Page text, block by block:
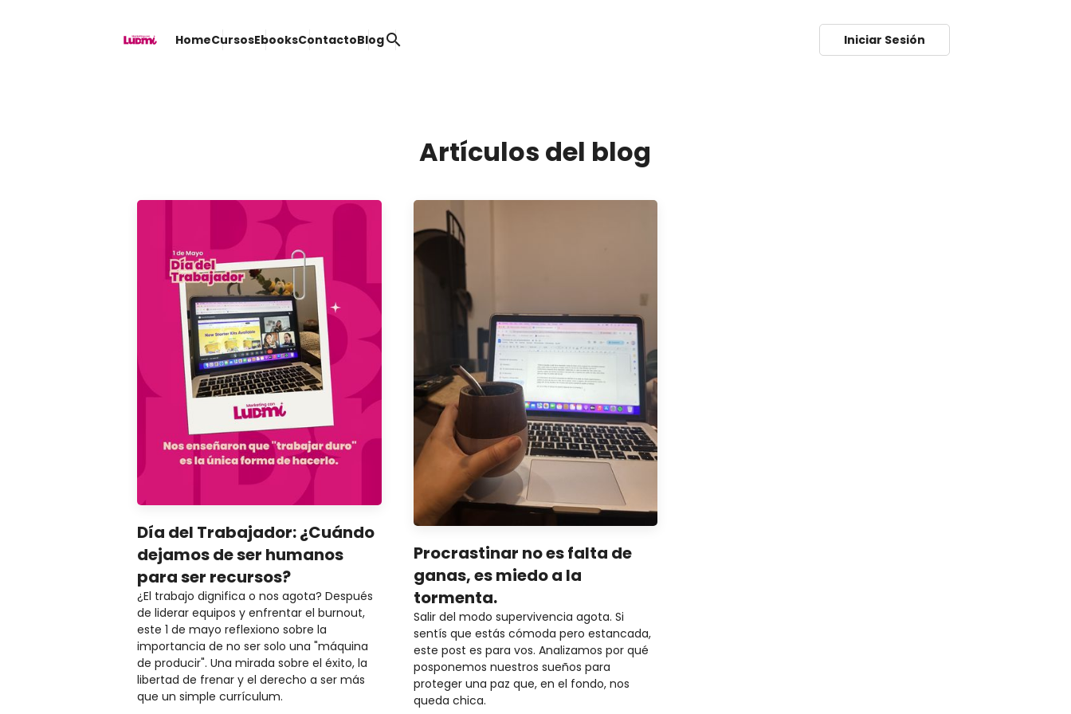
HomeCursosEbooksContactoBlogsearch Iniciar Sesión
Artículos del blog
Día del Trabajador: ¿Cuándo
dejamos de ser humanos
para ser recursos?
¿El trabajo dignifica o nos agota? Después
de liderar equipos y enfrentar el burnout,
este 1 de mayo reflexiono sobre la
importancia de no ser solo una "máquina
de producir". Una mirada sobre el éxito, la
libertad de frenar y el derecho a ser más
que un simple currículum.
Procrastinar no es falta de
ganas, es miedo a la
tormenta.
Salir del modo supervivencia agota. Si
sentís que estás cómoda pero estancada,
este post es para vos. Analizamos por qué
posponemos nuestros sueños para
proteger una paz que, en el fondo, nos
queda chica.